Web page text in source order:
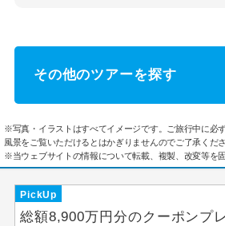
その他のツアーを探す
※写真・イラストはすべてイメージです。ご旅行中に必
風景をご覧いただけるとはかぎりませんのでご了承くださ
※当ウェブサイトの情報について転載、複製、改変等を固
PickUp
総額8,900万円分のクーポンプ